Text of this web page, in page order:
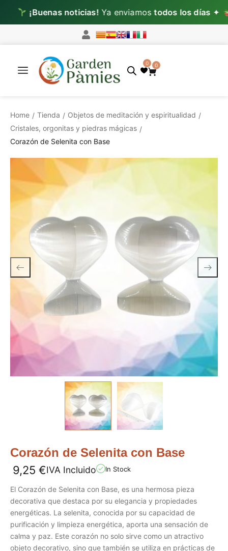
¡Buenas noticias!Ya enviamostodos los días✦
0 0
Home / Tienda / Objetos de meditación y espiritualidad /
Cristales, orgonitas y piedras mágicas /
Corazón de Selenita con Base
Corazón de Selenita con Base
9,25 €IVA Incluido In Stock
El Corazón de Selenita con Base, es una hermosa pieza
decorativa que destaca por su elegancia y propiedades
energéticas. La selenita, conocida por su capacidad de
purificación y limpieza energética, aporta una sensación de
calma y paz. Este corazón no solo sirve como un atractivo
objeto decorativo, sino que también se utiliza en prácticas de